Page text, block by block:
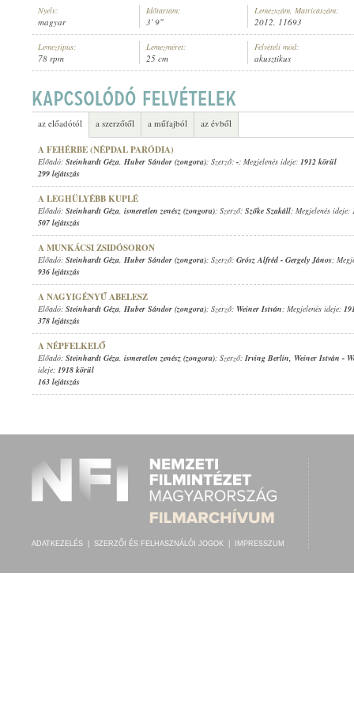
STEINHARDT GÉZA,ISMERETLEN ZENÉSZ (ZONGORA)
Nyelv:
magyar
Időtartam:
3' 9"
Lemezszám, Matricaszám:
2012, 11693
Lemeztípus:
78 rpm
Lemezméret:
25 cm
Felvételi mód:
akusztikus
az előadótól a szerzőtől a műfajból az évből
A FEHÉRBE (NÉPDAL PARÓDIA)
Előadó: Steinhardt Géza, Huber Sándor (zongora); Szerző: -; Megjelenés ideje: 1912 körül
299 lejátszás
A LEGHÜLYÉBB KUPLÉ
Előadó: Steinhardt Géza, ismeretlen zenész (zongora); Szerző: Szőke Szakáll; Megjelenés ideje:
507 lejátszás
A MUNKÁCSI ZSIDÓSORON
Előadó: Steinhardt Géza, Huber Sándor (zongora); Szerző: Grósz Alfréd - Gergely János;
936 lejátszás
A NAGYIGÉNYŰ ABELESZ
Előadó: Steinhardt Géza, Huber Sándor (zongora); Szerző: Weiner István; Megjelenés ideje:
378 lejátszás
A NÉPFELKELŐ
Előadó: Steinhardt Géza, ismeretlen zenész (zongora); Szerző: Irving Berlin, Weiner István -
ideje: 1918 körül
163 lejátszás
ADATKEZELÉS SZERZŐI ÉS FELHASZNÁLÓI JOGOK IMPRESSZUM